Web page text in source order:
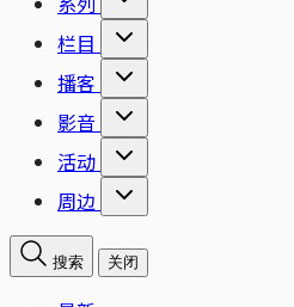
栏目
播客
影音
活动
周边
搜索 关闭